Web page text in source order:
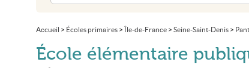
Accueil > Écoles primaires > Île-de-France > Seine-Saint-Denis >
École élémentaire